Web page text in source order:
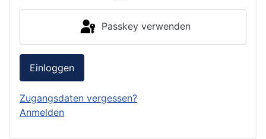
Passkey verwenden
Einloggen
Zugangsdaten vergessen?
Anmelden